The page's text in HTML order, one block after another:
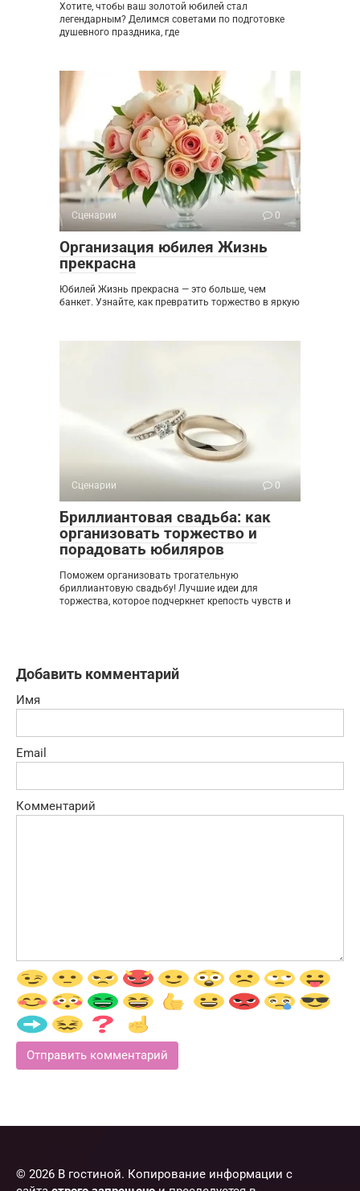
Хотите, чтобы ваш золотой юбилей стал
легендарным? Делимся советами по подготовке
душевного праздника, где
Сценарии 0
Организация юбилея Жизнь
прекрасна
Юбилей Жизнь прекрасна — это больше, чем
банкет. Узнайте, как превратить торжество в яркую
Сценарии 0
Бриллиантовая свадьба: как
организовать торжество и
порадовать юбиляров
Поможем организовать трогательную
бриллиантовую свадьбу! Лучшие идеи для
торжества, которое подчеркнет крепость чувств и
Добавить комментарий
Имя
Email
Комментарий
© 2026 В гостиной. Копирование информации с